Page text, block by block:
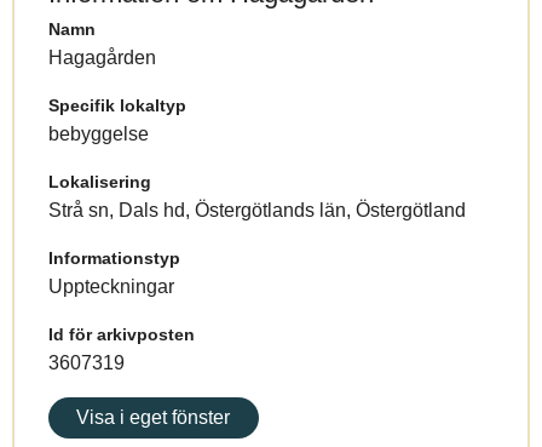
Namn
Hagagården
Specifik lokaltyp
bebyggelse
Lokalisering
Strå sn, Dals hd, Östergötlands län, Östergötland
Informationstyp
Uppteckningar
Id för arkivposten
3607319
Visa i eget fönster